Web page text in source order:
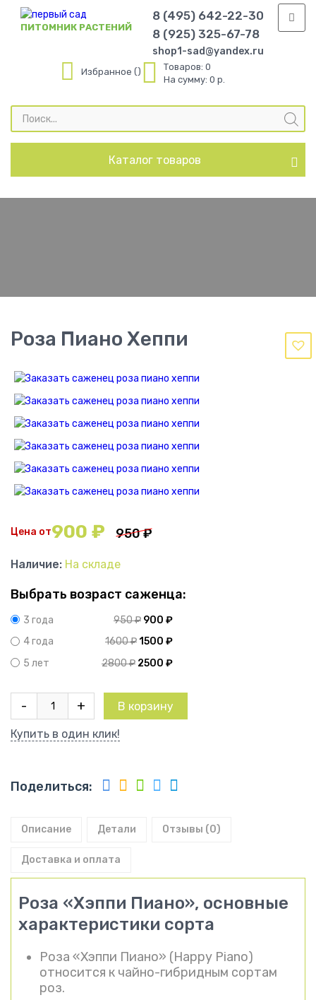
ПИТОМНИК РАСТЕНИЙ
8 (495) 642-22-30
8 (925) 325-67-78
shop1-sad@yandex.ru
Избранное Товаров: 0
На сумму: 0 р.
Поиск
товаров
Каталог товаров
Роза Пиано Хеппи
Цена от 950₽
900 ₽
Наличие: На складе
Выбрать возраст саженца:
3 года 950₽ 900 ₽
4 года
1600₽1500 ₽
5 лет
2800₽ 2500 ₽
-
Количество
Роза
+ В корзину
Купить в один клик!
Поделиться:
Описание Детали Отзывы (0)
Доставка и оплата
Роза «Хэппи Пиано», основные
характеристики сорта
Роза «Хэппи Пиано» (Happy Piano)
относится к чайно-гибридным сортам
роз.